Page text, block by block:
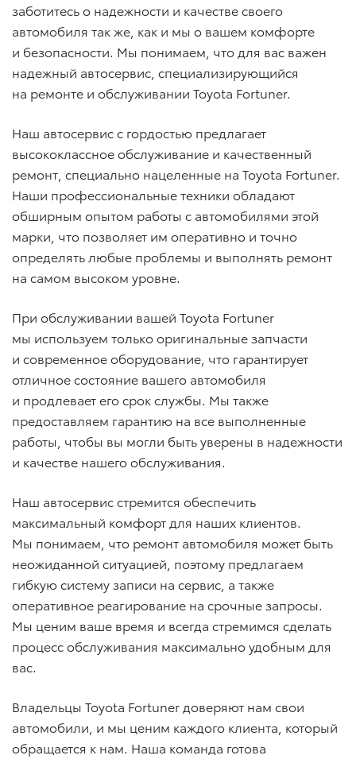
заботитесь о надежности и качестве своего
автомобиля так же, как и мы о вашем комфорте
и безопасности. Мы понимаем, что для вас важен
надежный автосервис, специализирующийся
на ремонте и обслуживании Toyota Fortuner.
Наш автосервис с гордостью предлагает
высококлассное обслуживание и качественный
ремонт, специально нацеленные на Toyota Fortuner.
Наши профессиональные техники обладают
обширным опытом работы с автомобилями этой
марки, что позволяет им оперативно и точно
определять любые проблемы и выполнять ремонт
на самом высоком уровне.
При обслуживании вашей Toyota Fortuner
мы используем только оригинальные запчасти
и современное оборудование, что гарантирует
отличное состояние вашего автомобиля
и продлевает его срок службы. Мы также
предоставляем гарантию на все выполненные
работы, чтобы вы могли быть уверены в надежности
и качестве нашего обслуживания.
Наш автосервис стремится обеспечить
максимальный комфорт для наших клиентов.
Мы понимаем, что ремонт автомобиля может быть
неожиданной ситуацией, поэтому предлагаем
гибкую систему записи на сервис, а также
оперативное реагирование на срочные запросы.
Мы ценим ваше время и всегда стремимся сделать
процесс обслуживания максимально удобным для
вас.
Владельцы Toyota Fortuner доверяют нам свои
автомобили, и мы ценим каждого клиента, который
обращается к нам. Наша команда готова